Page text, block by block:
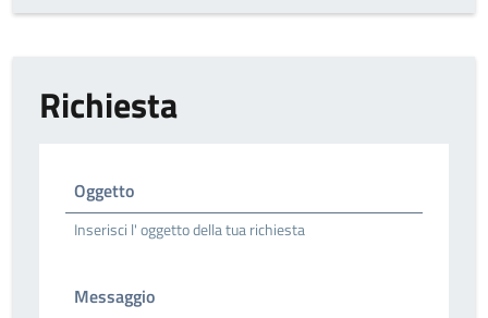
Richiesta
Oggetto
Inserisci l' oggetto della tua richiesta
Messaggio